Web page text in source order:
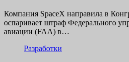
Компания SpaceX направила в
оспаривает штраф Федерального
авиации (FAA) в…
Разработки